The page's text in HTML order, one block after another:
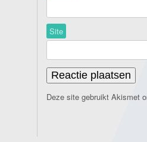
Site
Deze site gebruikt Akismet